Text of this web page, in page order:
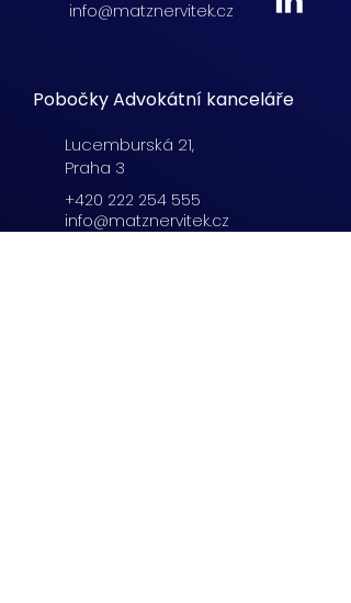
info@matznervitek.cz
Pobočky Advokátní kanceláře
Lucemburská 21,
Praha 3
+420 222 254 555
info@matznervitek.cz